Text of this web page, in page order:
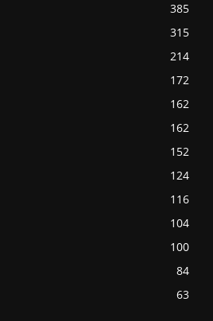
385
315
214
172
162
162
152
124
116
104
100
84
63